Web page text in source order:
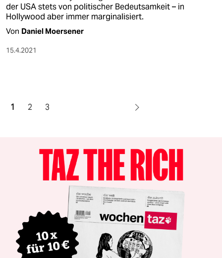
der USA stets von politischer Bedeutsamkeit – in
Hollywood aber immer marginalisiert.
Von Daniel Moersener
15.4.2021
1 2 3